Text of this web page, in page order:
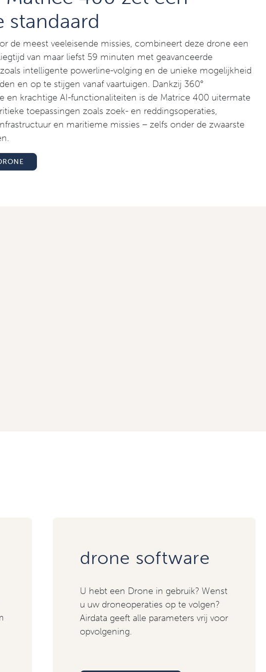
standaard
de meest veeleisende missies, combineert deze drone een
van maar liefst 59 minuten met geavanceerde
intelligente powerline-volging en de unieke mogelijkheid
en op te stijgen vanaf vaartuigen. Dankzij 360°
en krachtige AI-functionaliteiten is de Matrice 400 uitermate
toepassingen zoals zoek- en reddingsoperaties,
en maritieme missies – zelfs onder de zwaarste
drone software
U hebt een Drone in gebruik? Wenst
u uw droneoperaties op te volgen?
Airdata geeft alle parameters vrij voor
opvolgening.